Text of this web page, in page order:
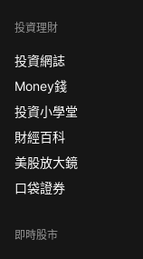
投資理財
投資網誌
Money錢
投資小學堂
財經百科
美股放大鏡
口袋證券
即時股市